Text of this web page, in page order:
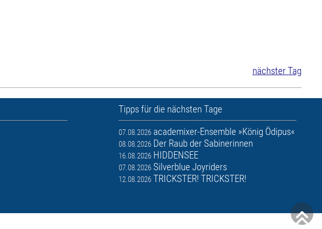
nächster Tag
Tipps für die nächsten Tage
07.08.2026 academixer-Ensemble »König Ödipus«
08.08.2026 Der Raub der Sabinerinnen
16.08.2026 HIDDENSEE
07.08.2026 Silverblue Joyriders
12.08.2026 TRICKSTER! TRICKSTER!